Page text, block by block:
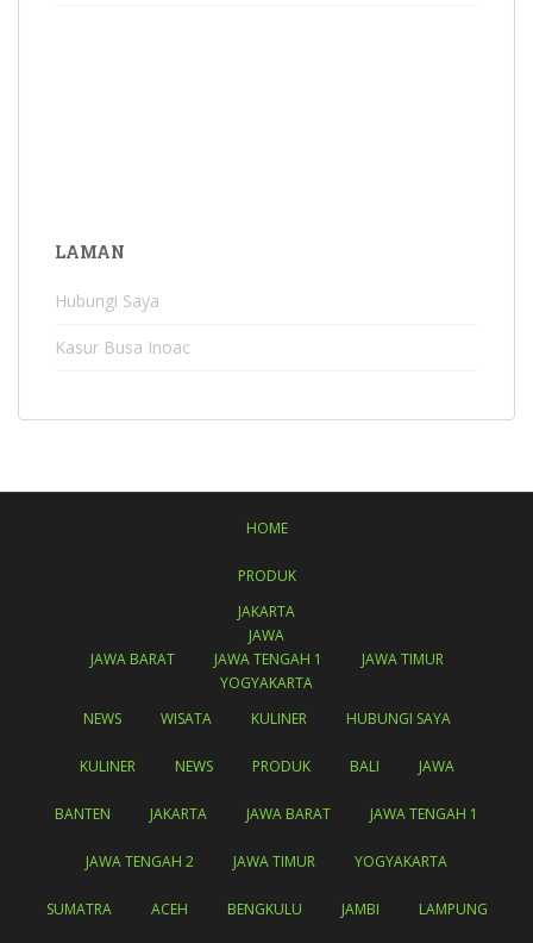
LAMAN
Hubungi Saya
Kasur Busa Inoac
HOME
PRODUK
JAKARTA
JAWA
JAWA BARAT
JAWA TENGAH 1
JAWA TIMUR
YOGYAKARTA
NEWS
WISATA KULINER HUBUNGI SAYA
KULINER NEWS PRODUK BALI JAWA
BANTEN JAKARTA JAWA BARAT JAWA TENGAH 1
JAWA TENGAH 2 JAWA TIMUR YOGYAKARTA
SUMATRA ACEH BENGKULU JAMBI LAMPUNG